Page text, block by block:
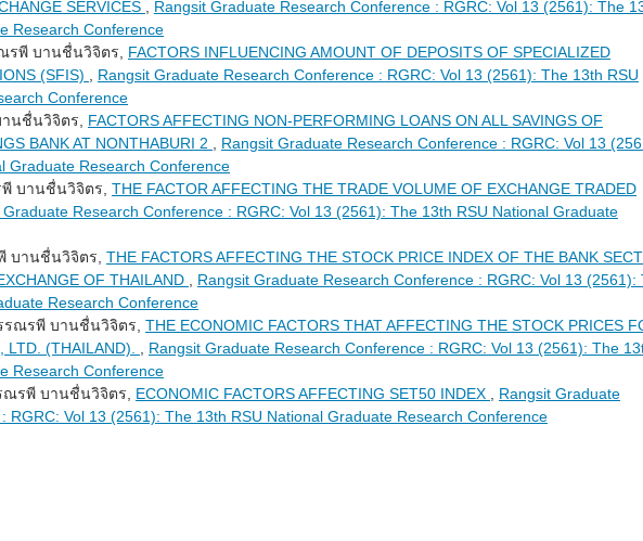
SERVICES
Rangsit Graduate Research Conference : RGRC: Vol 13 (2561): The
Research Conference
รพี บานชื่นวิจิตร, FACTORS INFLUENCING AMOUNT OF DEPOSITS OF SPECIALIZED
(SFIS)
Rangsit Graduate Research Conference : RGRC: Vol 13 (2561): The 13th RSU
Conference
นชื่นวิจิตร, FACTORS AFFECTING NON-PERFORMING LOANS ON ALL SAVINGS OF
BANK AT NONTHABURI 2
Rangsit Graduate Research Conference : RGRC: Vol 13
Graduate Research Conference
บานชื่นวิจิตร, THE FACTOR AFFECTING THE TRADE VOLUME OF EXCHANGE TRADED
Graduate Research Conference : RGRC: Vol 13 (2561): The 13th RSU National Graduate
บานชื่นวิจิตร, THE FACTORS AFFECTING THE STOCK PRICE INDEX OF THE BANK
OF THAILAND
Rangsit Graduate Research Conference : RGRC: Vol 13 (2561):
Research Conference
ณรพี บานชื่นวิจิตร, THE ECONOMIC FACTORS THAT AFFECTING THE STOCK PRICES
LTD. (THAILAND).
Rangsit Graduate Research Conference : RGRC: Vol 13 (2561): The
Research Conference
รพี บานชื่นวิจิตร, ECONOMIC FACTORS AFFECTING SET50 INDEX
Rangsit Graduate
RGRC: Vol 13 (2561): The 13th RSU National Graduate Research Conference